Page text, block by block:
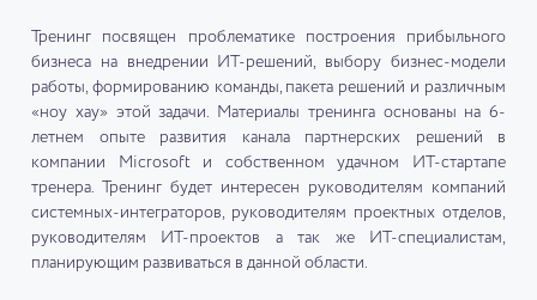
Тренинг посвящен проблематике построения прибыльного
бизнеса на внедрении ИТ-решений, выбору бизнес-модели
работы, формированию команды, пакета решений и различным
«ноу хау» этой задачи. Материалы тренинга основаны на 6-
летнем опыте развития канала партнерских решений в
компании Microsoft и собственном удачном ИТ-стартапе
тренера. Тренинг будет интересен руководителям компаний
системных-интеграторов, руководителям проектных отделов,
руководителям ИТ-проектов а так же ИТ-специалистам,
планирующим развиваться в данной области.